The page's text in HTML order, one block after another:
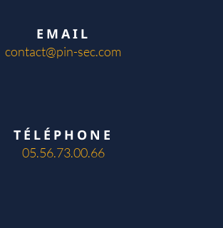
EMAIL
contact@pin-sec.com
TÉLÉPHONE
05.56.73.00.66